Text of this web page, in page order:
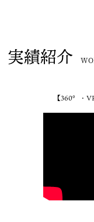
実績紹介
【360°・